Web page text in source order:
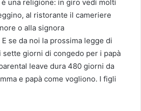
una religione: in giro vedi molti
al ristorante il cameriere
o alla signora
se da noi la prossima legge di
sette giorni di congedo per i papà
leave dura 480 giorni da
e papà come vogliono. I figli